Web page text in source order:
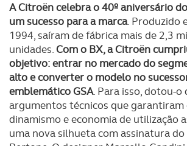
A Citroën celebra o 40º aniversário
um sucesso para a marca. Produzido
1994, saíram de fábrica mais de 2,3
unidades.Com o BX, a Citroën
objetivo: entrar no mercado do
alto e converter o modelo no
emblemático GSA. Para isso, dotou-o
argumentos técnicos que
dinamismo e economia de utilização
uma nova silhueta com assinatura